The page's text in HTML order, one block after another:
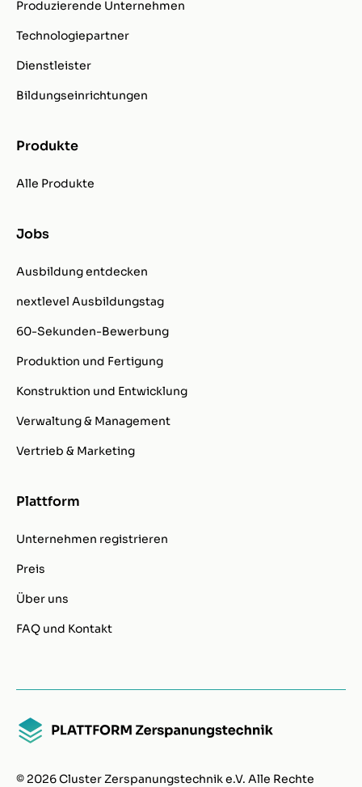
Produzierende Unternehmen
Technologiepartner
Dienstleister
Bildungseinrichtungen
Produkte
Alle Produkte
Jobs
Ausbildung entdecken
nextlevel Ausbildungstag
60-Sekunden-Bewerbung
Produktion und Fertigung
Konstruktion und Entwicklung
Verwaltung & Management
Vertrieb & Marketing
Plattform
Unternehmen registrieren
Preis
Über uns
FAQ und Kontakt
© 2026 Cluster Zerspanungstechnik e.V. Alle Rechte